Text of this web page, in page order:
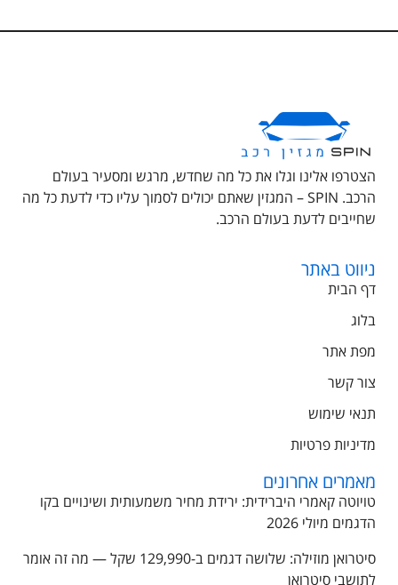
הצטרפו אלינו וגלו את כל מה שחדש, מרגש ומסעיר בעולם
הרכב. SPIN – המגזין שאתם יכולים לסמוך עליו כדי לדעת כל מה
שחייבים לדעת בעולם הרכב.
ניווט באתר
דף הבית
בלוג
מפת אתר
צור קשר
תנאי שימוש
מדיניות פרטיות
מאמרים אחרונים
טויוטה קאמרי היברידית: ירידת מחיר משמעותית ושינויים בקו
הדגמים מיולי 2026
סיטרואן מוזילה: שלושה דגמים ב-129,990 שקל — מה זה אומר
לתושבי סיטרואן